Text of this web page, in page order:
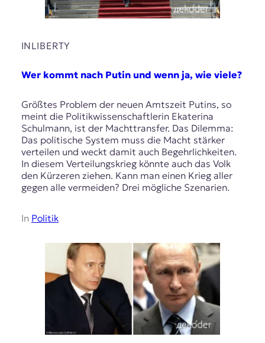
INLIBERTY
Wer kommt nach Putin und wenn ja, wie viele?
Größtes Problem der neuen Amtszeit Putins, so
meint die Politikwissenschaftlerin Ekaterina
Schulmann, ist der Machttransfer. Das Dilemma:
Das politische System muss die Macht stärker
verteilen und weckt damit auch Begehrlichkeiten.
In diesem Verteilungskrieg könnte auch das Volk
den Kürzeren ziehen. Kann man einen Krieg aller
gegen alle vermeiden? Drei mögliche Szenarien.
In Politik